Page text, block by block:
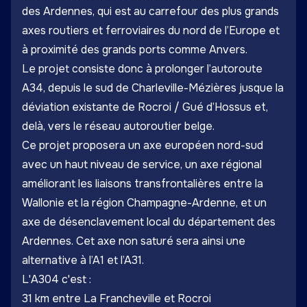
des Ardennes, qui est au carrefour des plus grands
axes routiers et ferroviaires du nord de l’Europe et
à proximité des grands ports comme Anvers.
Le projet consiste donc à prolonger l’autoroute
A34, depuis le sud de Charleville-Mézières jusque la
déviation existante de Rocroi / Gué d’Hossus et,
delà, vers le réseau autoroutier belge.
Ce projet proposera un axe européen nord-sud
avec un haut niveau de service, un axe régional
améliorant les liaisons transfrontalières entre la
Wallonie et la région Champagne-Ardenne, et un
axe de désenclavement local du département des
Ardennes. Cet axe non saturé sera ainsi une
alternative à l’A1 et l’A31.
L'A304 c'est :
31 km entre La Francheville et Rocroi